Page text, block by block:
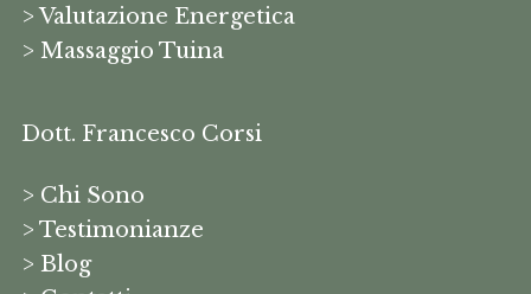
> Valutazione Energetica
> Massaggio Tuina
Dott. Francesco Corsi
> Chi Sono
> Testimonianze
> Blog